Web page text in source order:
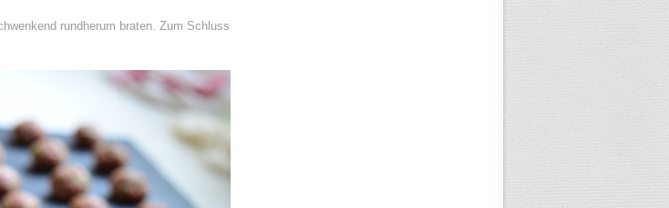
rundherum braten. Zum Schluss